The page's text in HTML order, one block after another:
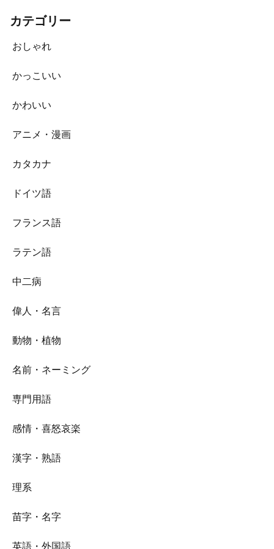
カテゴリー
おしゃれ
かっこいい
かわいい
アニメ・漫画
カタカナ
ドイツ語
フランス語
ラテン語
中二病
偉人・名言
動物・植物
名前・ネーミング
専門用語
感情・喜怒哀楽
漢字・熟語
理系
苗字・名字
英語・外国語